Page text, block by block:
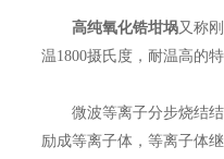
高纯氧化锆坩埚又称
温1800摄氏度，耐温高的
微波等离子分步烧结结
励成等离子体，等离子体